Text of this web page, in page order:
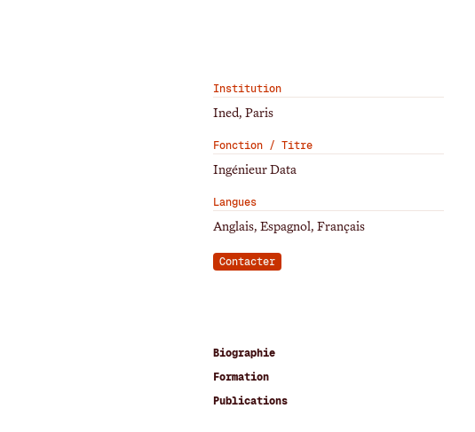
Institution
Ined, Paris
Fonction / Titre
Ingénieur Data
Langues
Anglais, Espagnol, Français
Contacter
Biographie
Formation
Publications